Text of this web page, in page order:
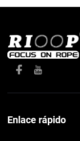
Enlace rápido